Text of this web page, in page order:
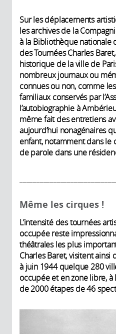
Sur les déplacements
les archives de la
à la Bibliothèque nationale
des Tournées Charles
historique de la ville de
nombreux journaux ou
connues ou non, comme
familiaux conservés par
l’autobiographie à
même fait des entretiens
aujourd’hui nonagénaires
enfant, notamment dans le
de parole dans une
Même les cirques !
L’intensité des tournées
occupée reste
théâtrales les plus
Charles Baret, visitent ainsi
à juin 1944 quelque 280
occupée et en zone libre, à
de 2000 étapes de 46